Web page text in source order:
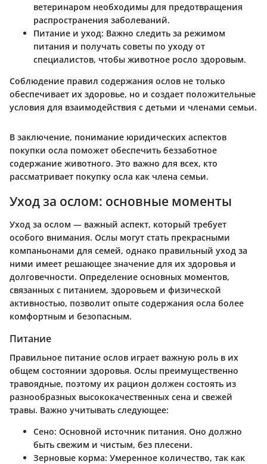
ветеринаром необходимы для предотвращения
распространения заболеваний.
Питание и уход: Важно следить за режимом
питания и получать советы по уходу от
специалистов, чтобы животное росло здоровым.
Соблюдение правил содержания ослов не только
обеспечивает их здоровье, но и создает положительные
условия для взаимодействия с детьми и членами семьи.
В заключение, понимание юридических аспектов
покупки осла поможет обеспечить беззаботное
содержание животного. Это важно для всех, кто
рассматривает покупку осла как члена семьи.
Уход за ослом: основные моменты
Уход за ослом — важный аспект, который требует
особого внимания. Ослы могут стать прекрасными
компаньонами для семей, однако правильный уход за
ними имеет решающее значение для их здоровья и
долговечности. Определение основных моментов,
связанных с питанием, здоровьем и физической
активностью, позволит опыте содержания осла более
комфортным и безопасным.
Питание
Правильное питание ослов играет важную роль в их
общем состоянии здоровья. Ослы преимущественно
травоядные, поэтому их рацион должен состоять из
разнообразных высококачественных сена и свежей
травы. Важно учитывать следующее:
Сено: Основной источник питания. Оно должно
быть свежим и чистым, без плесени.
Зерновые корма: Умеренное количество, так как